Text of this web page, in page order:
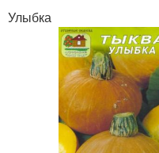
Улыбка